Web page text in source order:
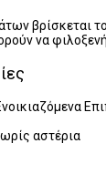
βρίσκεται
να
αστέρια